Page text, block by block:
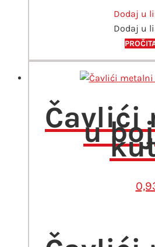
Dodaj u
Dodaj u
Čavlići
u